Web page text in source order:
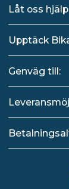
Låt oss
Upptäck
Genväg till: